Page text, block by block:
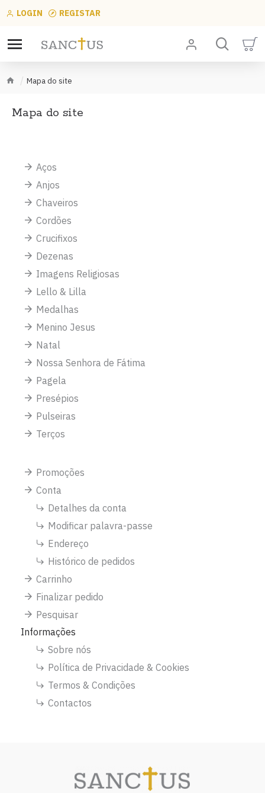
LOGIN REGISTAR
Mapa do site
Mapa do site
Aços
Anjos
Chaveiros
Cordões
Crucifixos
Dezenas
Imagens Religiosas
Lello & Lilla
Medalhas
Menino Jesus
Natal
Nossa Senhora de Fátima
Pagela
Presépios
Pulseiras
Terços
Promoções
Conta
Detalhes da conta
Modificar palavra-passe
Endereço
Histórico de pedidos
Carrinho
Finalizar pedido
Pesquisar
Informações
Sobre nós
Política de Privacidade & Cookies
Termos & Condições
Contactos